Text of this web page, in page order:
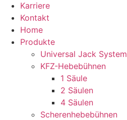
Karriere
Kontakt
Home
Produkte
Universal Jack System
KFZ-Hebebühnen
1 Säule
2 Säulen
4 Säulen
Scherenhebebühnen